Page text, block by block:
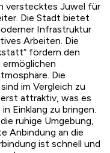
verstecktes Juwel für
Die Stadt bietet
Infrastruktur
Arbeiten. Die
fördern den
Die
im Vergleich zu
attraktiv, was es
Einklang zu bringen.
ruhige Umgebung,
Anbindung an die
ist schnell und